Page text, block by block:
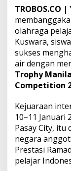
TROBOS.CO |
olahraga
Kuswara,
sukses
air dengan
Trophy
Competition
Kejuaraan
10–11 Januari
Pasay City,
negara
Prestasi
pelajar